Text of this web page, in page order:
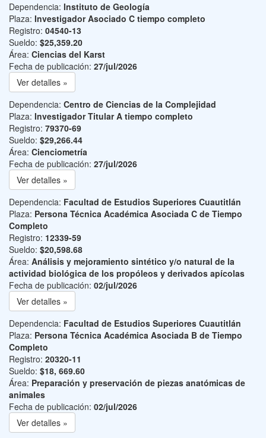
Dependencia: Instituto de Geología
Plaza: Investigador Asociado C tiempo completo
Registro: 04540-13
Sueldo: $25,359.20
Área: Ciencias del Karst
Fecha de publicación: 27/jul/2026
Ver detalles »
Dependencia: Centro de Ciencias de la Complejidad
Plaza: Investigador Titular A tiempo completo
Registro: 79370-69
Sueldo: $29,266.44
Área: Cienciometría
Fecha de publicación: 27/jul/2026
Ver detalles »
Dependencia: Facultad de Estudios Superiores Cuautitlán
Plaza: Persona Técnica Académica Asociada C de Tiempo
Completo
Registro: 12339-59
Sueldo: $20,598.68
Área: Análisis y mejoramiento sintético y/o natural de la
actividad biológica de los propóleos y derivados apícolas
Fecha de publicación: 02/jul/2026
Ver detalles »
Dependencia: Facultad de Estudios Superiores Cuautitlán
Plaza: Persona Técnica Académica Asociada B de Tiempo
Completo
Registro: 20320-11
Sueldo: $18, 669.60
Área: Preparación y preservación de piezas anatómicas de
animales
Fecha de publicación: 02/jul/2026
Ver detalles »